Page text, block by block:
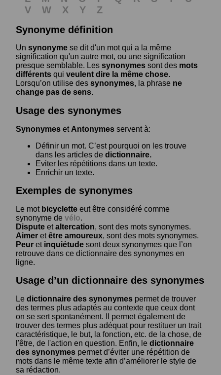
V
W X Y
Z
Synonyme définition
Un synonyme se dit d'un mot qui a la même
signification qu'un autre mot, ou une signification
presque semblable. Les synonymes sont des mots
différents qui veulent dire la même chose.
Lorsqu’on utilise des synonymes, la phrase ne
change pas de sens.
Usage des synonymes
Synonymes et Antonymes servent à:
Définir un mot. C’est pourquoi on les trouve
dans les articles de dictionnaire.
Eviter les répétitions dans un texte.
Enrichir un texte.
Exemples de synonymes
Le mot bicyclette eut être considéré comme
synonyme de vélo.
Dispute etaltercation, sont des mots synonymes.
Aimer etêtre amoureux, sont des mots synonymes.
Peur et inquiétude sont deux synonymes que l’on
retrouve dans ce dictionnaire des synonymes en
ligne.
Usage d’un dictionnaire des synonymes
Le dictionnaire des synonymes permet de trouver
des termes plus adaptés au contexte que ceux dont
on se sert spontanément. Il permet également de
trouver des termes plus adéquat pour restituer un trait
caractéristique, le but, la fonction, etc. de la chose, de
l'être, de l'action en question. Enfin, le dictionnaire
des synonymes permet d’éviter une répétition de
mots dans le même texte afin d’améliorer le style de
sa rédaction.